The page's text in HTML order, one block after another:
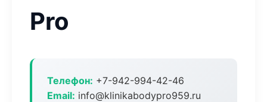
Pro
Телефон: +7-942-994-42-46
Email: info@klinikabodypro959.ru